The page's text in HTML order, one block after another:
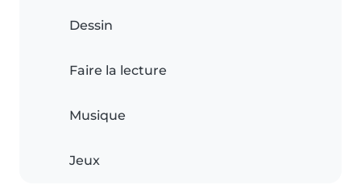
Dessin
Faire la lecture
Musique
Jeux